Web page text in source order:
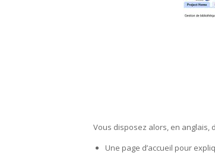
Vous disposez alors, en anglais,
Une page d’accueil pour